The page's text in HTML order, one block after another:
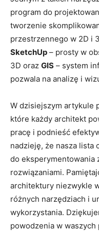
program do
tworzenie
przestrzennego ⁤w 2D i
SketchUp – prosty w
3D oraz GIS – system
⁢pozwala na analizę i
W ‍dzisiejszym ‍artykule
które każdy architekt
pracę i podnieść
nadzieję, ⁣że ⁤nasza lista
do eksperymentowania‍
rozwiązaniami.
architektury niezwykle‌
różnych narzędziach i⁢
wykorzystania.
powodzenia w